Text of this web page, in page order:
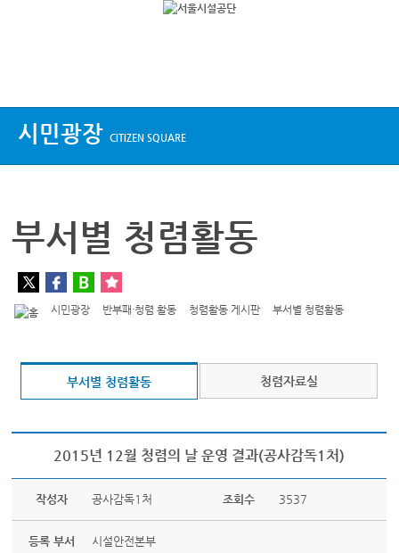
시민광장 CITIZEN SQUARE
부서별 청렴활동
시민광장 반부패·청렴 활동 청렴활동 게시판 부서별 청렴활동
부서별 청렴활동 청렴자료실
2015년 12월 청렴의 날 운영 결과(공사감독1처)
작성자 공사감독1처 조회수 3537
등록 부서 시설안전본부